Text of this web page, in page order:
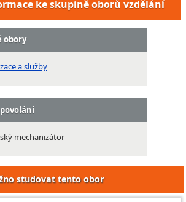
ke skupině oborů vzdělání
obory
a služby
mechanizátor
studovat tento obor